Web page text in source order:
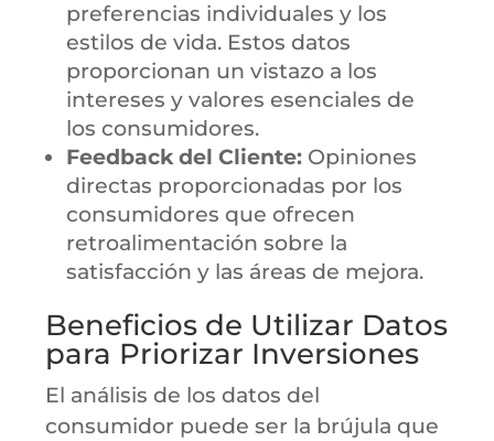
preferencias individuales y los
estilos de vida. Estos datos
proporcionan un vistazo a los
intereses y valores esenciales de
los consumidores.
Feedback del Cliente: Opiniones
directas proporcionadas por los
consumidores que ofrecen
retroalimentación sobre la
satisfacción y las áreas de mejora.
Beneficios de Utilizar Datos
para Priorizar Inversiones
El análisis de los datos del
consumidor puede ser la brújula que